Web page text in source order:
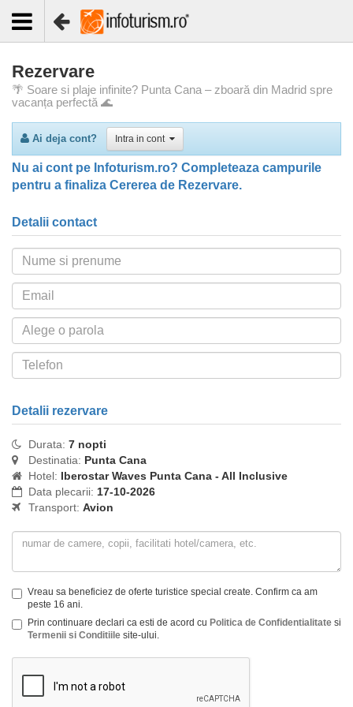
Rezervare
🌴 Soare si plaje infinite? Punta Cana – zboară din Madrid spre
vacanța perfectă 🌊
Ai deja cont? Intra in cont
Nu ai cont pe Infoturism.ro? Completeaza campurile
pentru a finaliza Cererea de Rezervare.
Detalii contact
Detalii rezervare
Durata: 7 nopti
Destinatia: Punta Cana
Hotel: Iberostar Waves Punta Cana - All Inclusive
Data plecarii: 17-10-2026
Transport: Avion
Vreau sa beneficiez de oferte turistice special create. Confirm ca am
peste 16 ani.
Prin continuare declari ca esti de acord cu Politica de Confidentialitate si
Termenii si Conditiile site-ului.